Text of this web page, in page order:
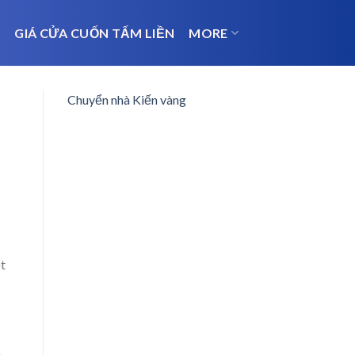
GIÁ CỬA CUỐN TẤM LIỀN MORE
Chuyển nhà Kiến vàng